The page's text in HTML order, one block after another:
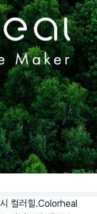
컬러힐.Colorheal